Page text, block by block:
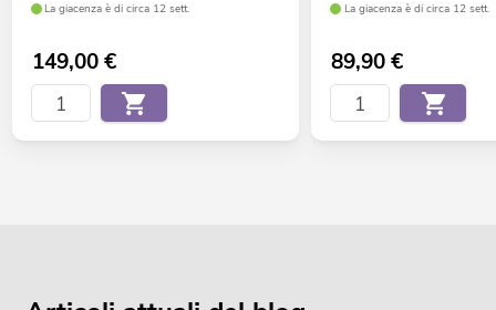
La giacenza è di circa 12 sett.
149,00€
La giacenza è di circa 12 sett.
89,90€